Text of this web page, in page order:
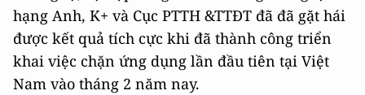
hạng Anh, K+ và Cục PTTH &TTĐT đã đã gặt hái
được kết quả tích cực khi đã thành công triển
khai việc chặn ứng dụng lần đầu tiên tại Việt
Nam vào tháng 2 năm nay.